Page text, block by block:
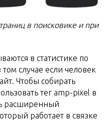
в поисковике и при
в статистике по
случае если человек
Чтобы собирать
тег amp-pixel в
расширенный
работает в связке